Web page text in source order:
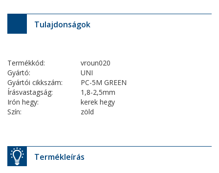
Tulajdonságok
Termékkód:
vroun020
Gyártó:
UNI
Gyártói cikkszám:
PC-5M GREEN
Írásvastagság:
1,8-2,5mm
Irón hegy:
kerek hegy
Szín:
zöld
Termékleírás